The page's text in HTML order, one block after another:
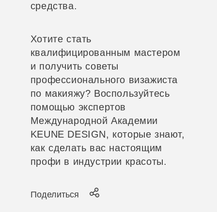
средства.
Хотите стать
квалифицированным мастером
и получить советы
профессионального визажиста
по макияжу? Воспользуйтесь
помощью экспертов
Международной Академии
KEUNE DESIGN, которые знают,
как сделать вас настоящим
профи в индустрии красоты.
Поделиться